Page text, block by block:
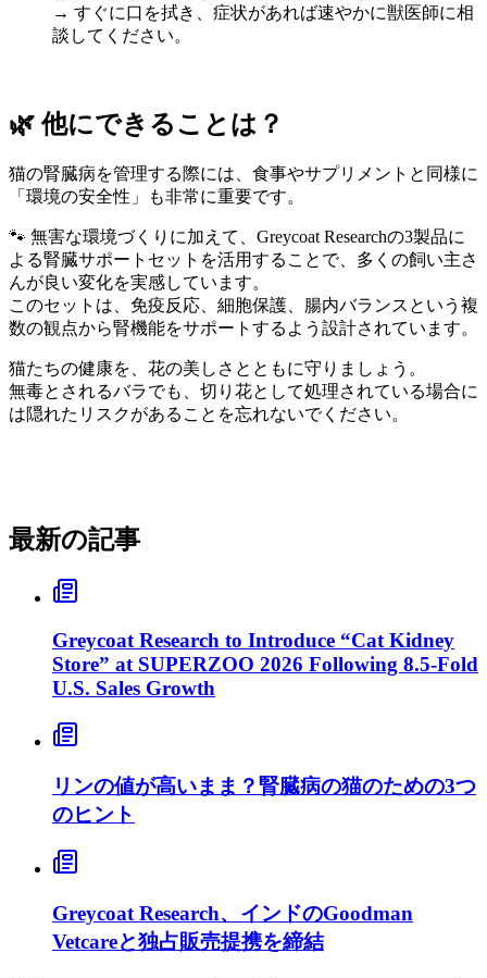
→ すぐに口を拭き、症状があれば速やかに獣医師に相
談してください。
🌿 他にできることは？
猫の腎臓病を管理する際には、食事やサプリメントと同様に
「環境の安全性」も非常に重要です。
🐾 無害な環境づくりに加えて、Greycoat Researchの3製品に
よる腎臓サポートセットを活用することで、多くの飼い主さ
んが良い変化を実感しています。
このセットは、免疫反応、細胞保護、腸内バランスという複
数の観点から腎機能をサポートするよう設計されています。
猫たちの健康を、花の美しさとともに守りましょう。
無毒とされるバラでも、切り花として処理されている場合に
は隠れたリスクがあることを忘れないでください。
最新の記事
Greycoat Research to Introduce “Cat Kidney
Store” at SUPERZOO 2026 Following 8.5-Fold
U.S. Sales Growth
リンの値が高いまま？腎臓病の猫のための3つ
のヒント
Greycoat Research、インドのGoodman
Vetcareと独占販売提携を締結